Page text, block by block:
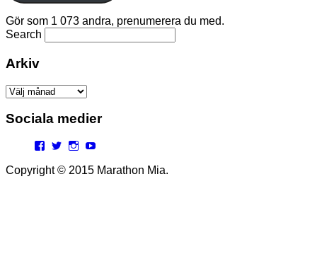
Gör som 1 073 andra, prenumerera du med.
Search
Arkiv
Arkiv
Sociala medier
Facebook
TwitterInstagram
Copyright © 2015 Marathon Mia.